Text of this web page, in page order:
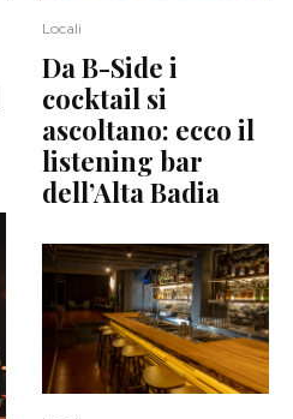
Locali
Da B-Side i
cocktail si
ascoltano: ecco il
listening bar
dell’Alta Badia